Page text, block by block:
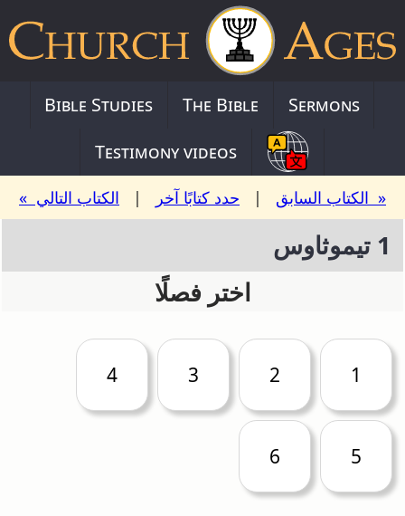
Bible Studies The Bible
Sermons
Testimony videos
« الكتاب السابق | حدد كتابًا آخر | الكتاب التالي »
1 تيموثاوس
اختر فصلًا
1
2
3
4
5
6